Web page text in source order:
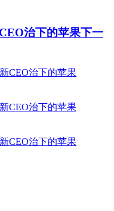
治下的苹果下一